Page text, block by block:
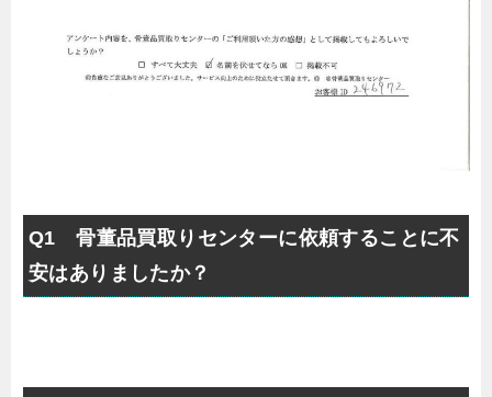
Q1 骨董品買取りセンターに依頼することに不
安はありましたか？